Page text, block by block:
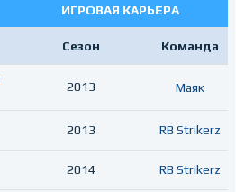
ИГРОВАЯ КАРЬЕРА
Сезон Команда
2013 Маяк
2013 RB Strikerz
2014 RB Strikerz